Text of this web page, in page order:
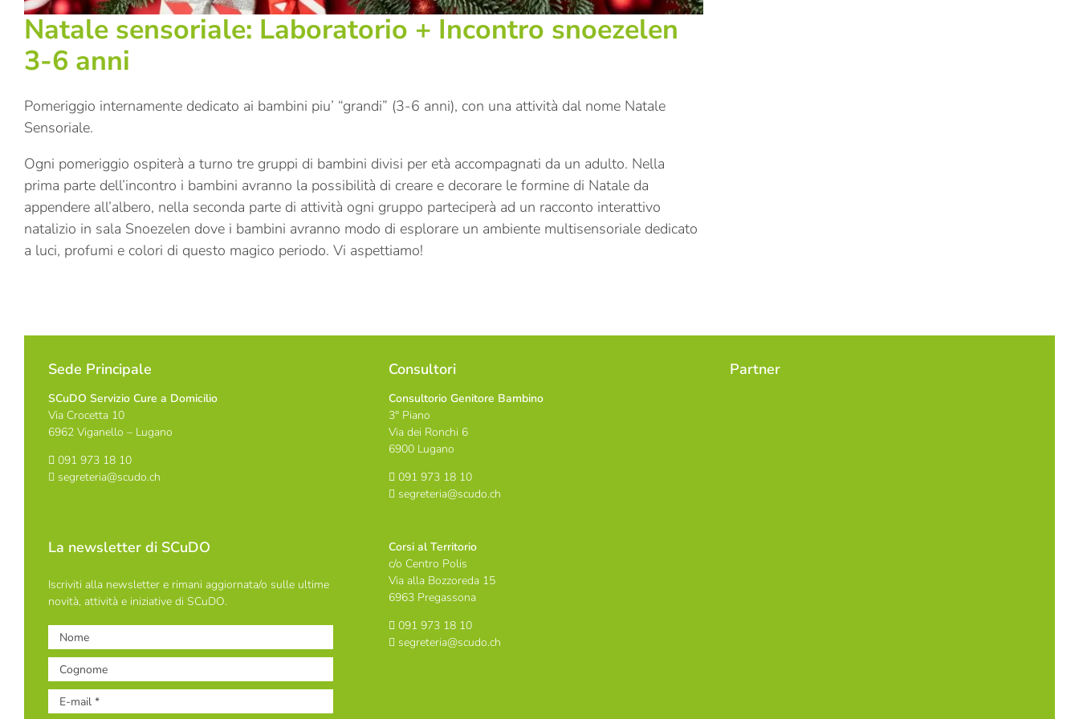
Natale sensoriale: Laboratorio + Incontro snoezelen
3-6 anni
Pomeriggio internamente dedicato ai bambini piu’ “grandi” (3-6 anni), con una attività dal nome Natale
Sensoriale.
Ogni pomeriggio ospiterà a turno tre gruppi di bambini divisi per età accompagnati da un adulto. Nella
prima parte dell’incontro i bambini avranno la possibilità di creare e decorare le formine di Natale da
appendere all’albero, nella seconda parte di attività ogni gruppo parteciperà ad un racconto interattivo
natalizio in sala Snoezelen dove i bambini avranno modo di esplorare un ambiente multisensoriale dedicato
a luci, profumi e colori di questo magico periodo. Vi aspettiamo!
Sede Principale
SCuDO Servizio Cure a Domicilio
Via Crocetta 10
6962 Viganello – Lugano
091 973 18 10
segreteria@scudo.ch
La newsletter di SCuDO
Iscriviti alla newsletter e rimani aggiornata/o sulle ultime
novità, attività e iniziative di SCuDO.
Consultori
Consultorio Genitore Bambino
3° Piano
Via dei Ronchi 6
6900 Lugano
091 973 18 10
segreteria@scudo.ch
Corsi al Territorio
c/o Centro Polis
Via alla Bozzoreda 15
6963 Pregassona
091 973 18 10
segreteria@scudo.ch
Partner